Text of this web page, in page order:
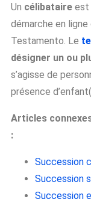
Un célibataire est
démarche en
Testamento. Le
désigner un ou
s’agisse de
présence
Articles
:
Succession
Succession
Succession